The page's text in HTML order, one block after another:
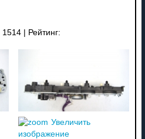
1514 Рейтинг:
Увеличить
изображение